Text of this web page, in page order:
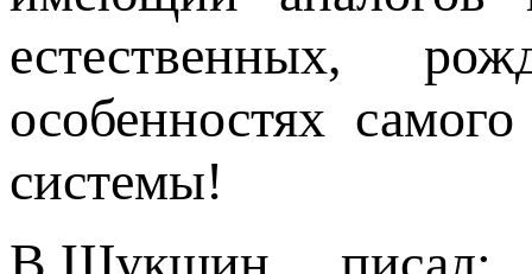
естественных,
особенностях
системы!